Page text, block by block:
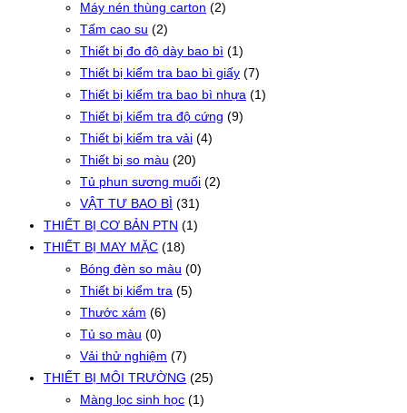
Máy nén thùng carton (2)
Tấm cao su (2)
Thiết bị đo độ dày bao bì (1)
Thiết bị kiểm tra bao bì giấy (7)
Thiết bị kiểm tra bao bì nhựa (1)
Thiết bị kiểm tra độ cứng (9)
Thiết bị kiểm tra vải (4)
Thiết bị so màu (20)
Tủ phun sương muối (2)
VẬT TƯ BAO BÌ (31)
THIẾT BỊ CƠ BẢN PTN (1)
THIẾT BỊ MAY MẶC (18)
Bóng đèn so màu (0)
Thiết bị kiểm tra (5)
Thước xám (6)
Tủ so màu (0)
Vải thử nghiệm (7)
THIẾT BỊ MÔI TRƯỜNG (25)
Màng lọc sinh học (1)